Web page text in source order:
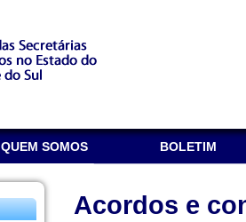
QUEM SOMOS BOLETIM
Acordos e